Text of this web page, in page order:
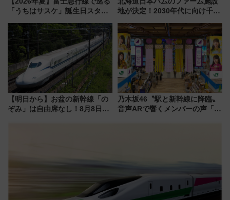
「うちはサスケ」誕生日スタン
定グルメ＆グッズ徹底ガイド
地が決定！2030年代に向け千歳
【明日から】お盆の新幹線「の
ぞみ」は自由席なし！8月8日午
乃木坂46〝駅と新幹線に降臨〟
音声ARで響くメンバーの声「真